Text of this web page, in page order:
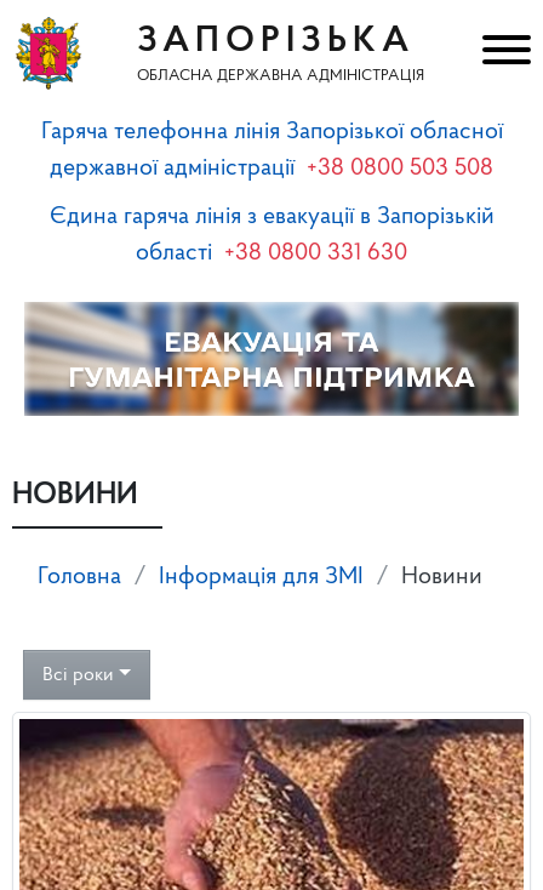
ЗАПОРІЗЬКА
ОБЛАСНА ДЕРЖАВНА АДМІНІСТРАЦІЯ
Гаряча телефонна лінія Запорізької обласної
державної адміністрації +38 0800 503 508
Єдина гаряча лінія з евакуації в Запорізькій
області +38 0800 331 630
НОВИНИ
Головна Інформація для ЗМІ Новини
Всі роки